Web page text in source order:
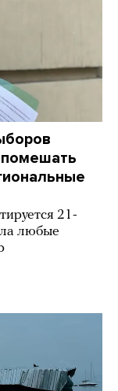
21-
любые